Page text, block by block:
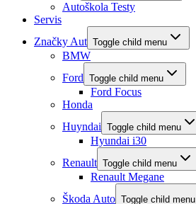
Autoškola Testy
Servis
Značky Aut Toggle child menu
BMW
Ford Toggle child menu
Ford Focus
Honda
Huyndai Toggle child menu
Hyundai i30
Renault Toggle child menu
Renault Megane
Škoda Auto Toggle child menu